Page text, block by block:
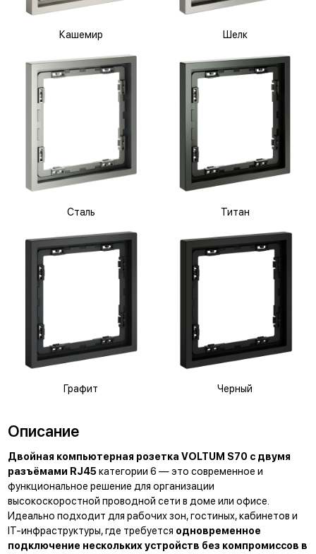
Кашемир Шелк
Сталь Титан
Графит Черный
Описание
Двойная компьютерная розетка VOLTUM S70 с двумя
разъёмами RJ45 категории 6 — это современное и
функциональное решение для организации
высокоскоростной проводной сети в доме или офисе.
Идеально подходит для рабочих зон, гостиных, кабинетов и
IT-инфраструктуры, где требуется одновременное
подключение нескольких устройств без компромиссов в